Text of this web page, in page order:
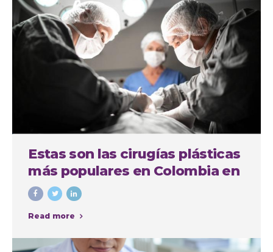
Estas son las cirugías plásticas
más populares en Colombia en
el último año
Read more